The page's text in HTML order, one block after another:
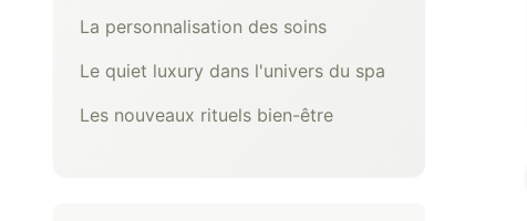
La personnalisation des soins
Le quiet luxury dans l'univers du spa
Les nouveaux rituels bien-être